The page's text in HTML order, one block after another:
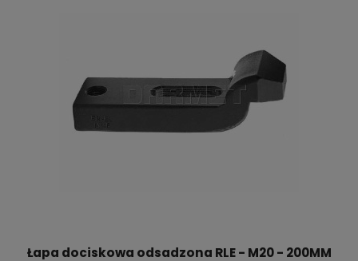
Łapa dociskowa odsadzona RLE - M20 - 200MM